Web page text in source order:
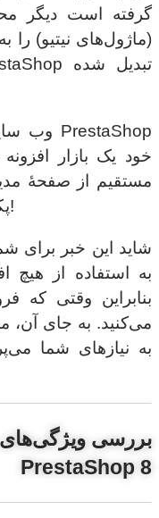
گرفته است دیگر
(ماژول‌های نیتیو)
خود یک بازار
مستقیم از صفحهٔ
دیگر!
شاید این خبر برای
به استفاده از هیچ
بنابراین وقتی که
می‌کنید. به جای آن،
به نیازهای شما
بررسی
PrestaShop 8